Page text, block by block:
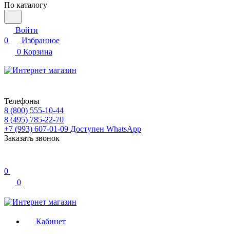
По каталогу
Войти
0
Избранное
0 Корзина
Телефоны
8 (800) 555-10-44
8 (495) 785-22-70
+7 (993) 607-01-09 Доступен WhatsApp
Заказать звонок
0
0
Кабинет